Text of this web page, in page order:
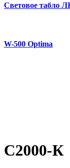
Световое табло
W-500 Optima
С2000-К